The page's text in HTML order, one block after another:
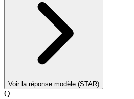
Voir la réponse modèle (STAR)
Q